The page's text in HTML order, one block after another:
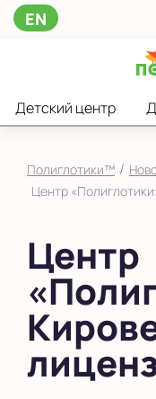
EN
Детский центр
Полиглотики™ /
Центр
Центр